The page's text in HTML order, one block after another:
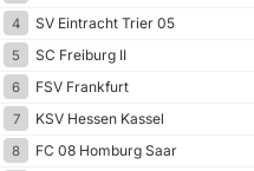
4
SV Eintracht Trier 05
5
SC Freiburg II
6
FSV Frankfurt
7
KSV Hessen Kassel
8
FC 08 Homburg Saar